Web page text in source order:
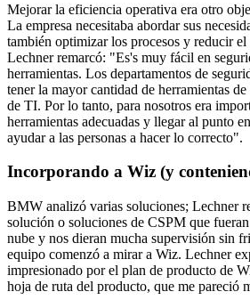
Mejorar la eficiencia operativa era otro
La empresa necesitaba abordar sus
también optimizar los procesos y reducir el
Lechner remarcó: "Es's muy fácil en
herramientas. Los departamentos de
tener la mayor cantidad de herramientas
de TI. Por lo tanto, para nosotros era
herramientas adecuadas y llegar al punto
ayudar a las personas a hacer lo correcto".
Incorporando a Wiz (y
BMW analizó varias soluciones; Lechner
solución o soluciones de CSPM que
nube y nos dieran mucha supervisión sin
equipo comenzó a mirar a Wiz. Lechner
impresionado por el plan de producto de
hoja de ruta del producto, que me pareció